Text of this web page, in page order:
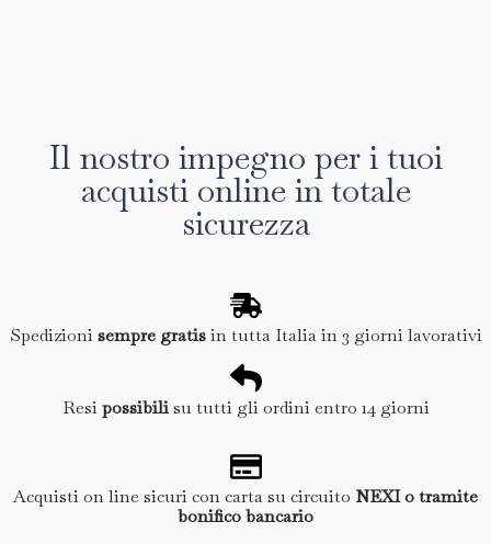
Il nostro impegno per i tuoi
acquisti online in totale
sicurezza
Spedizionisempre gratisin tutta Italia in 3 giorni lavorativi
Resipossibilisu tutti gli ordini entro 14 giorni
Acquisti on line sicuri con carta su circuito NEXI o tramite
bonifico bancario